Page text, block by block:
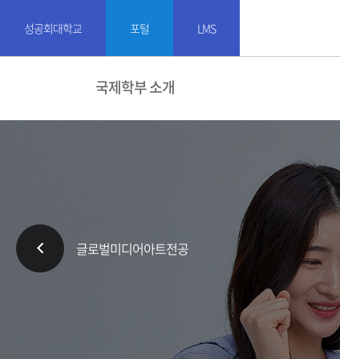
성공회대학교 포털 LMS
국제학부 소개
글로벌미디어아트전공